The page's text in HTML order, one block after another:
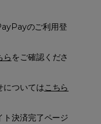
のご利用登
ら をご確認くださ
についてはこちら
決済完了ページ